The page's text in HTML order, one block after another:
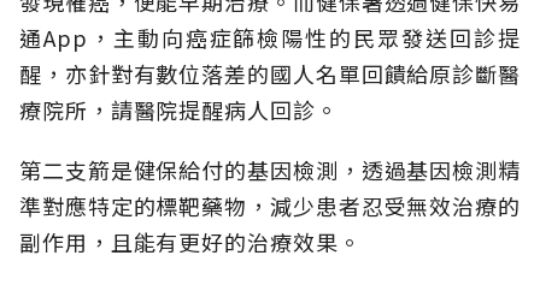
通App，主動向癌症篩檢陽性的民眾發送回診提
醒，亦針對有數位落差的國人名單回饋給原診斷醫
療院所，請醫院提醒病人回診。
第二支箭是健保給付的基因檢測，透過基因檢測精
準對應特定的標靶藥物，減少患者忍受無效治療的
副作用，且能有更好的治療效果。